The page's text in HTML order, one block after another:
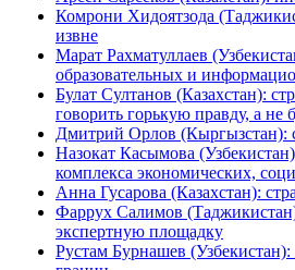
Комрони Хидоятзода
извне
Марат Рахматуллаев
образовательных и
Булат Султанов (Казахстан):
говорить горькую правду, а не
Дмитрий Орлов (Кыргызстан):
Назокат Касымова
комплекса экономических,
Анна Гусарова (Казахстан):
Фаррух Салимов
экспертную площадку
Рустам Бурнашев